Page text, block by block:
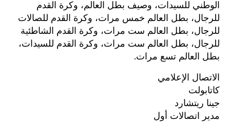
الوطني للسيدات، وصيف بطل العالم، وكرة القدم
للرجال، بطل العالم خمس مرات، وكرة القدم للصالات
للرجال، بطل العالم ست مرات، وكرة القدم الشاطئية
للرجال، بطل العالم ست مرات، وكرة القدم للسيدات،
بطل العالم تسع مرات.
الاتصال الإعلامي
كاتابولت
جينا ريتشارد
مدير اتصالات أول